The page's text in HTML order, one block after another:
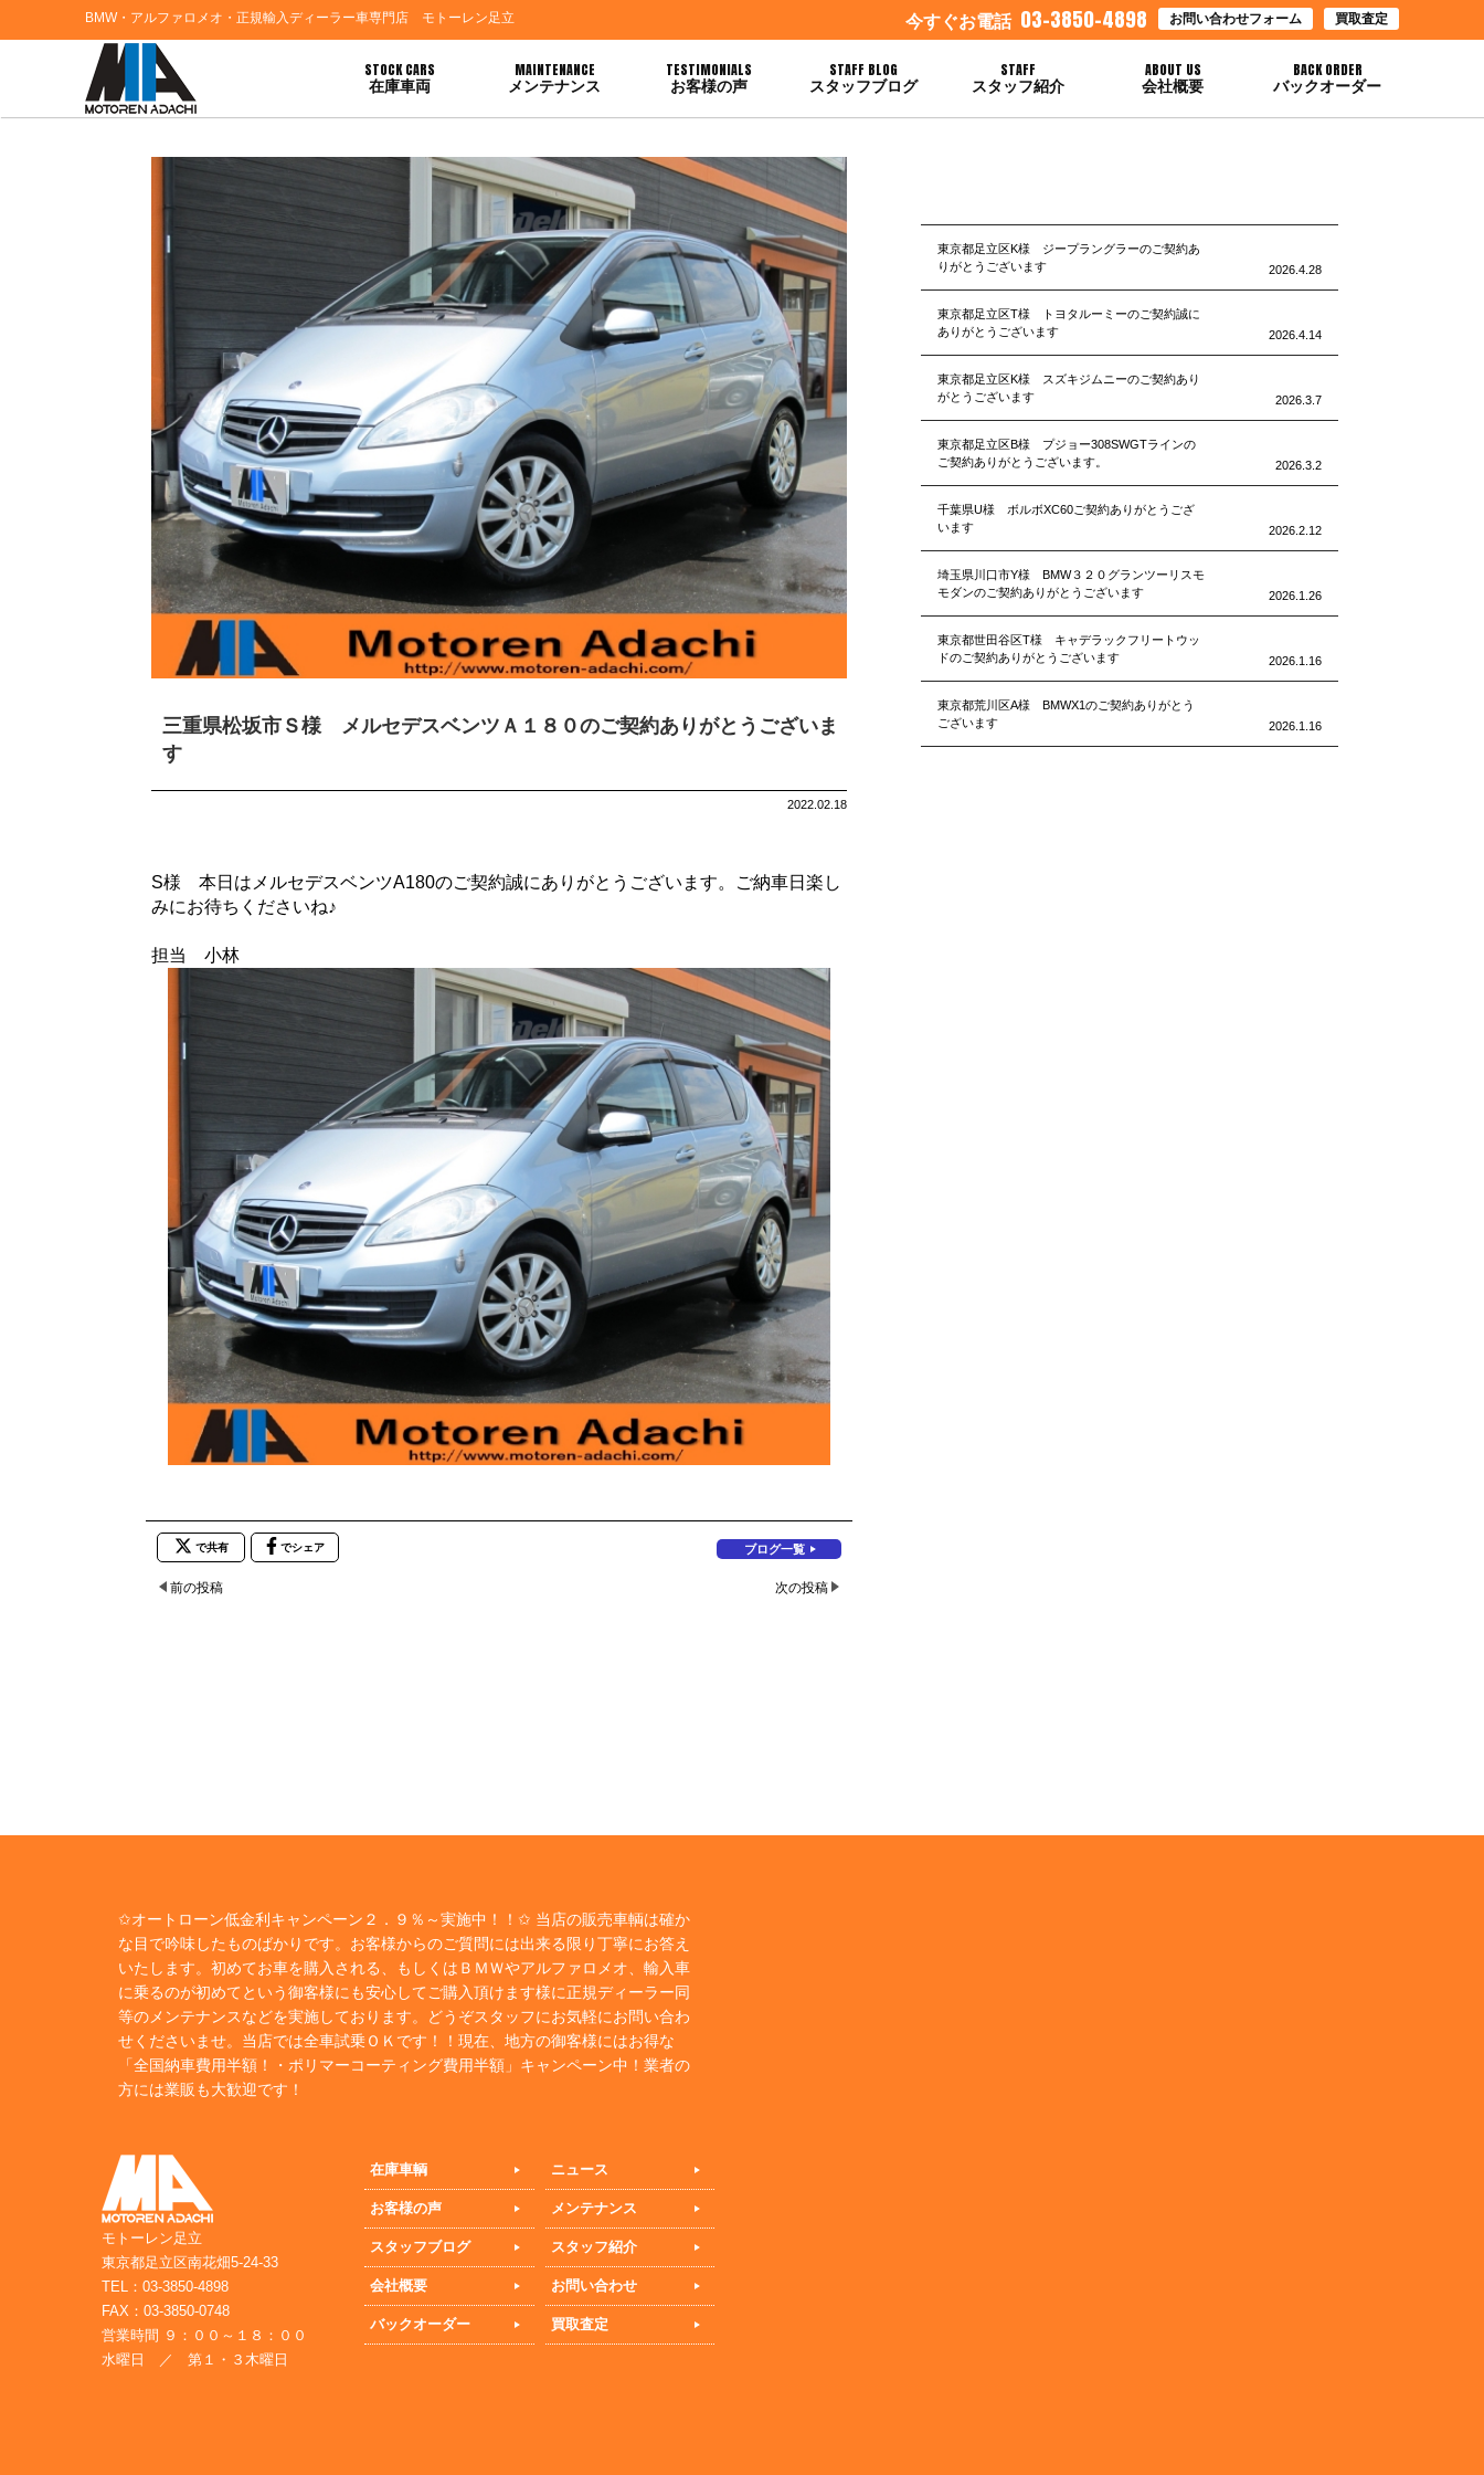
BMW・アルファロメオ・正規輸入ディーラー車専門店 モトーレン足立 今すぐお電話 03-3850-4898 お問い合わせフォーム 買取査定
STOCK CARS
在庫車両
MAINTENANCE
メンテナンス
TESTIMONIALS
お客様の声
STAFF BLOG
スタッフブログ
STAFF
スタッフ紹介
ABOUT US
会社概要
BACK ORDER
バックオーダー
HOME>ブログ一覧> 三重県松坂市Ｓ様 メルセデスベンツＡ１８０のご契約ありがとうございます
三重県松坂市Ｓ様 メルセデスベンツＡ１８０のご契約ありがとうございま
す
2022.02.18
S様 本日はメルセデスベンツA180のご契約誠にありがとうございます。ご納車日楽し
みにお待ちくださいね♪
担当 小林
で共有 でシェア ブログ一覧
前の投稿 次の投稿
東京都足立区K様 ジープラングラーのご契約あ
りがとうございます
2026.4.28
東京都足立区T様 トヨタルーミーのご契約誠に
ありがとうございます
2026.4.14
東京都足立区K様 スズキジムニーのご契約あり
がとうございます
2026.3.7
東京都足立区B様 プジョー308SWGTラインの
ご契約ありがとうございます。
2026.3.2
千葉県U様 ボルボXC60ご契約ありがとうござ
います
2026.2.12
埼玉県川口市Y様 BMW３２０グランツーリスモ
モダンのご契約ありがとうございます
2026.1.26
東京都世田谷区T様 キャデラックフリートウッ
ドのご契約ありがとうございます
2026.1.16
東京都荒川区A様 BMWX1のご契約ありがとう
ございます
2026.1.16
✩オートローン低金利キャンペーン２．９％～実施中！！✩ 当店の販売車輌は確か
な目で吟味したものばかりです。お客様からのご質問には出来る限り丁寧にお答え
いたします。初めてお車を購入される、もしくはＢＭＷやアルファロメオ、輸入車
に乗るのが初めてという御客様にも安心してご購入頂けます様に正規ディーラー同
等のメンテナンスなどを実施しております。どうぞスタッフにお気軽にお問い合わ
せくださいませ。当店では全車試乗ＯＫです！！現在、地方の御客様にはお得な
「全国納車費用半額！・ポリマーコーティング費用半額」キャンペーン中！業者の
方には業販も大歓迎です！
モトーレン足立
東京都足立区南花畑5-24-33
TEL：03-3850-4898
FAX：03-3850-0748
営業時間 ９：００～１８：００
水曜日 ／ 第１・３木曜日
在庫車輌 ニュース
お客様の声 メンテナンス
スタッフブログ スタッフ紹介
会社概要 お問い合わせ
バックオーダー 買取査定